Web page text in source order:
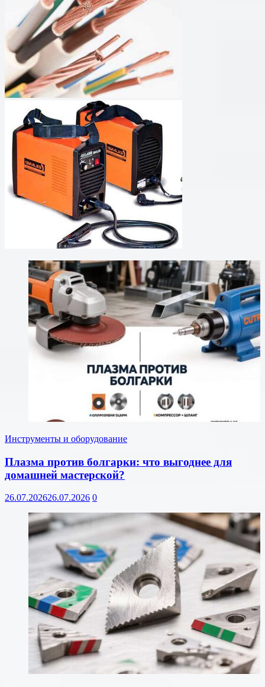
Инструменты и оборудование
Плазма против болгарки: что выгоднее для
домашней мастерской?
26.07.202626.07.2026 0